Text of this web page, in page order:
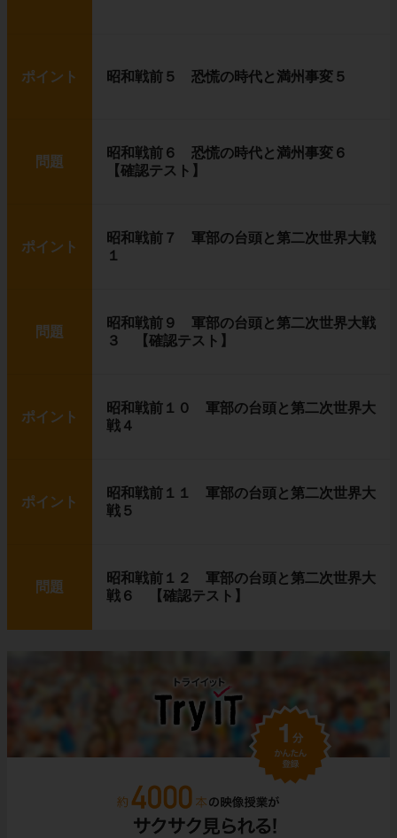
ポイント 昭和戦前５ 恐慌の時代と満州事変５
問題
昭和戦前６ 恐慌の時代と満州事変６
【確認テスト】
ポイント
昭和戦前７ 軍部の台頭と第二次世界大戦
１
問題
昭和戦前９ 軍部の台頭と第二次世界大戦
３ 【確認テスト】
ポイント
昭和戦前１０ 軍部の台頭と第二次世界大
戦４
ポイント
昭和戦前１１ 軍部の台頭と第二次世界大
戦５
問題
昭和戦前１２ 軍部の台頭と第二次世界大
戦６ 【確認テスト】